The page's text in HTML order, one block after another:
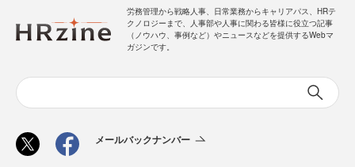
労務管理から戦略人事、日常業務からキャリアパス、HRテ
クノロジーまで、人事部や人事に関わる皆様に役立つ記事
（ノウハウ、事例など）やニュースなどを提供するWebマ
ガジンです。
メールバックナンバー